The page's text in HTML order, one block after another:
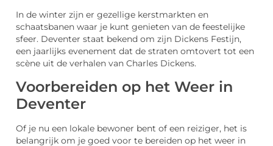
In de winter zijn er gezellige kerstmarkten en
schaatsbanen waar je kunt genieten van de feestelijke
sfeer. Deventer staat bekend om zijn Dickens Festijn,
een jaarlijks evenement dat de straten omtovert tot een
scène uit de verhalen van Charles Dickens.
Voorbereiden op het Weer in
Deventer
Of je nu een lokale bewoner bent of een reiziger, het is
belangrijk om je goed voor te bereiden op het weer in